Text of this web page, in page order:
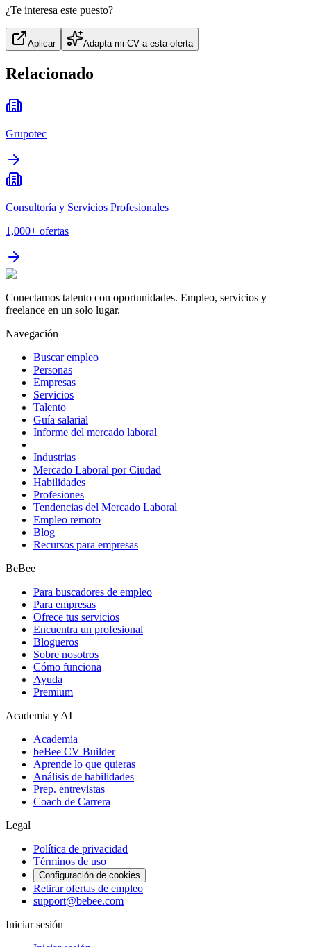
¿Te interesa este puesto?
Aplicar Adapta mi CV a esta oferta
Relacionado
Grupotec
Consultoría y Servicios Profesionales
1,000+ ofertas
Conectamos talento con oportunidades. Empleo, servicios y
freelance en un solo lugar.
Navegación
Buscar empleo
Personas
Empresas
Servicios
Talento
Guía salarial
Informe del mercado laboral
Industrias
Mercado Laboral por Ciudad
Habilidades
Profesiones
Tendencias del Mercado Laboral
Empleo remoto
Blog
Recursos para empresas
BeBee
Para buscadores de empleo
Para empresas
Ofrece tus servicios
Encuentra un profesional
Blogueros
Sobre nosotros
Cómo funciona
Ayuda
Premium
Academia y AI
Academia
beBee CV Builder
Aprende lo que quieras
Análisis de habilidades
Prep. entrevistas
Coach de Carrera
Legal
Política de privacidad
Términos de uso
Configuración de cookies
Retirar ofertas de empleo
support@bebee.com
Iniciar sesión